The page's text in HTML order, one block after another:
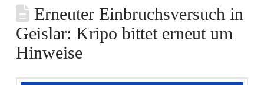
Erneuter Einbruchsversuch in
Geislar: Kripo bittet erneut um
Hinweise